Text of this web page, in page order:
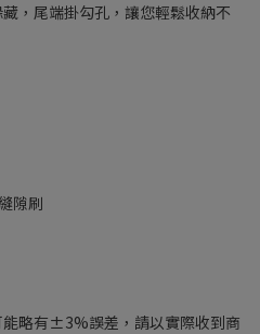
，尾端掛勾孔，讓您輕鬆收納不
隙刷
能略有±3%誤差，請以實際收到商